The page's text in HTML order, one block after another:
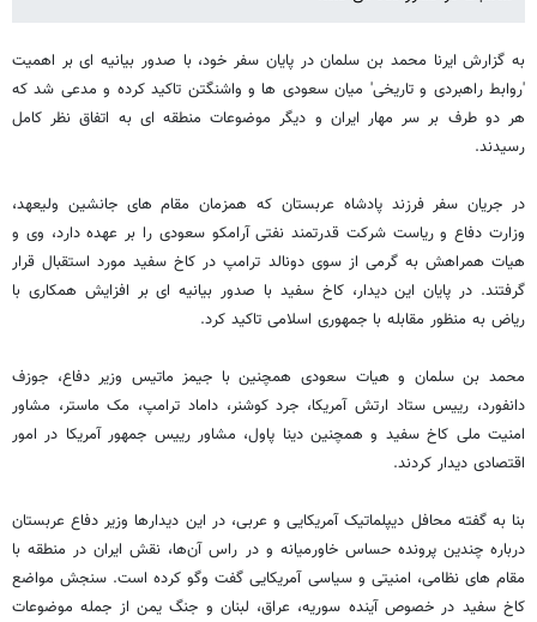
به گزارش ایرنا محمد بن سلمان در پایان سفر خود، با صدور بیانیه ای بر اهمیت
'روابط راهبردی و تاریخی' میان سعودی ها و واشنگتن تاکید کرده و مدعی شد که
هر دو طرف بر سر مهار ایران و دیگر موضوعات منطقه ای به اتفاق نظر کامل
رسیدند.
در جریان سفر فرزند پادشاه عربستان که همزمان مقام های جانشین ولیعهد،
وزارت دفاع و ریاست شرکت قدرتمند نفتی آرامکو سعودی را بر عهده دارد، وی و
هیات همراهش به گرمی از سوی دونالد ترامپ در کاخ سفید مورد استقبال قرار
گرفتند. در پایان این دیدار، کاخ سفید با صدور بیانیه ای بر افزایش همکاری با
ریاض به منظور مقابله با جمهوری اسلامی تاکید کرد.
محمد بن سلمان و هیات سعودی همچنین با جیمز ماتیس وزیر دفاع، جوزف
دانفورد، رییس ستاد ارتش آمریکا، جرد کوشنر، داماد ترامپ، مک ماستر، مشاور
امنیت ملی کاخ سفید و همچنین دینا پاول، مشاور رییس جمهور آمریکا در امور
اقتصادی دیدار کردند.
بنا به گفته محافل دیپلماتیک آمریکایی و عربی، در این دیدارها وزیر دفاع عربستان
درباره چندین پرونده حساس خاورمیانه و در راس آن‌ها، نقش ایران در منطقه با
مقام های نظامی، امنیتی و سیاسی آمریکایی گفت وگو کرده است. سنجش مواضع
کاخ سفید در خصوص آینده سوریه، عراق، لبنان و جنگ یمن از جمله موضوعات